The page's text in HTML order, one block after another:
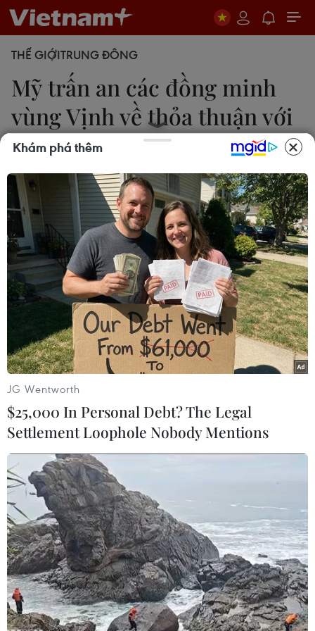
THẾ GIỚITRUNG ĐÔNG
Mỹ trấn an các đồng minh
vùng Vịnh về thỏa thuận với
Iran
14/05/2014 10:23
Bộ trưởng Quốc phòng Mỹ Chuck Hagel cam kết
với các đồng minh vùng Vịnh rằng đàm phán về
chương trình hạt nhân Iran không làm suy yếu an
ninh các nước này.
Bộ trưởng Quốc phòng Mỹ Chuck Hagel (trái) gặp Thái tử
Saudi Arabia, Abdulaziz al-Saud. (Nguồn: AFP/TTXVN)
Theo AP, ngày 14/5, Bộ trưởng Quốc phòng Mỹ
Chuck Hagel cam kết với các đồng minh của
Washington tại vịnh Persic rằng các cuộc đàm
Khám phá thêm
JG Wentworth
$25,000 In Personal Debt? The Legal
Settlement Loophole Nobody Mentions